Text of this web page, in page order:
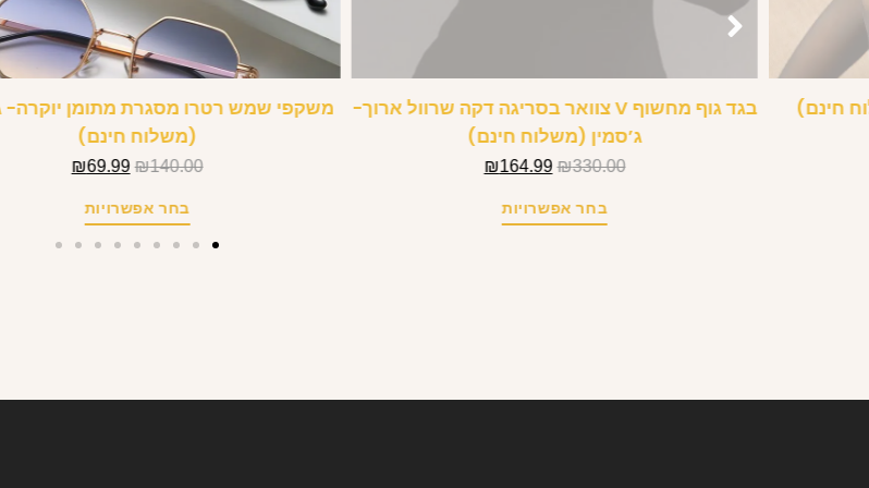
חינם)
בגד גוף מחשוף V צוואר בסריגה דקה שרוול ארוך-
ג’סמין (משלוח חינם)
₪330.00
₪164.99
בחר אפשרויות
משקפי שמש רטרו מסגרת מתומן יוקרה-
(משלוח חינם)
₪140.00
₪69.99
בחר אפשרויות